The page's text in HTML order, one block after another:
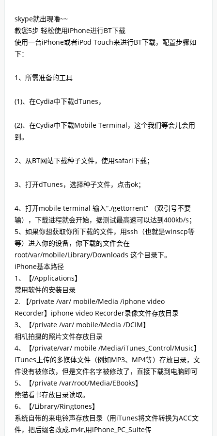
skype就出現嚕~~
教您5步 轻松使用iPhone进行BT下载
使用一台iPhone或者iPod Touch来进行BT下载，配置步骤如
下：
1、所需准备的工具
(1)、在Cydia中下载dTunes，
(2)、在Cydia中下载Mobile Terminal，这个我们等会儿会用
到。
2、从BT网站下载种子文件，使用safari下载；
3、打开dTunes，选择种子文件，点击ok；
4、打开mobile terminal 输入“./gettorrent” （双引号不要
输），下载进程就会开始，据测试最高速可以达到400kb/s；
5、如果你想获取你所下载的文件，用ssh（也就是winscp等
等）进入你的设备，你下载的文件会在
root/var/mobile/Library/Downloads 这个目录下。
iPhone基本路径
1、【/Applications】
常用软件的安装目录
2. 【/private /var/ mobile/Media /iphone video
Recorder】iphone video Recorder录像文件存放目录
3、【/private /var/ mobile/Media /DCIM】
相机拍摄的照片文件存放目录
4、【/private/var/ mobile /Media/iTunes_Control/Music】
iTunes上传的多媒体文件（例如MP3、MP4等）存放目录，文
件没有被修改，但是文件名字被修改了，直接下载到电脑即可
5、【/private /var/root/Media/EBooks】
熊猫看书存放目录读取。
6、【/Library/Ringtones】
系统自带的来电铃声存放目录（用iTunes将文件转换为ACC文
件，把后缀名改成.m4r,用iPhone_PC_Suite传